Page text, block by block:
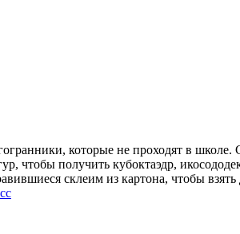
которые не проходят в школе.
чтобы получить кубоктаэдр,
склеим из картона, чтобы